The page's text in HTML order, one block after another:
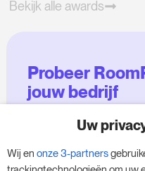
Bekijk alle awards
Probeer
jouw bedrijf
Maak gebruik van
en geef je bedrijf
verplichtingen.
Uw
Wij en onze 3-partners